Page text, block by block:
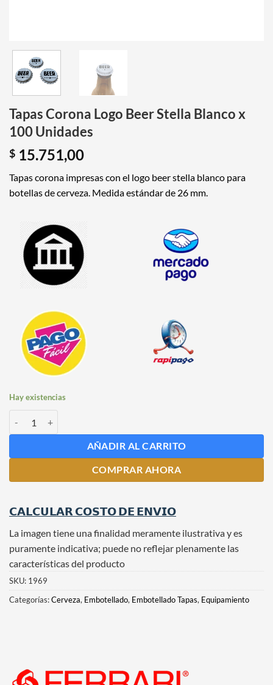
Tapas Corona Logo Beer Stella Blanco x
100 Unidades
$ 15.751,00
Tapas corona impresas con el logo beer stella blanco para
botellas de cerveza. Medida estándar de 26 mm.
Hay existencias
AÑADIR AL CARRITO
COMPRAR AHORA
𝗖𝗔𝗟𝗖𝗨𝗟𝗔𝗥 𝗖𝗢𝗦𝗧𝗢 𝗗𝗘 𝗘𝗡𝗩𝗜𝗢
La imagen tiene una finalidad meramente ilustrativa y es
puramente indicativa; puede no reflejar plenamente las
características del producto
SKU: 1969
Categorías:Cerveza, Embotellado, Embotellado Tapas, Equipamiento